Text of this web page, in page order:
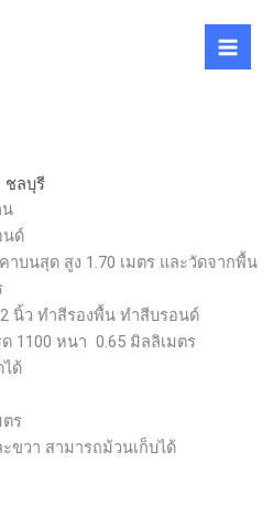
ชลบุรี
น
นด์
บนสุด สูง 1.70 เมตร และวัดจากพื้น
นิ้ว ทำสีรองพื้น ทำสีบรอนด์
1100 หนา 0.65 มิลลิเมตร
ได้
ร
ขวา สามารถม้วนเก็บได้